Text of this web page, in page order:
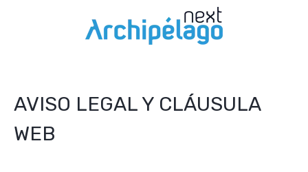
AVISO LEGAL Y CLÁUSULA
WEB